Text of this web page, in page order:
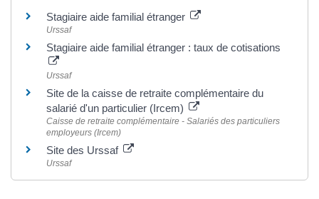
Stagiaire aide familial étranger
Urssaf
Stagiaire aide familial étranger : taux de cotisations
Urssaf
Site de la caisse de retraite complémentaire du
salarié d'un particulier (Ircem)
Caisse de retraite complémentaire - Salariés des particuliers
employeurs (Ircem)
Site des Urssaf
Urssaf